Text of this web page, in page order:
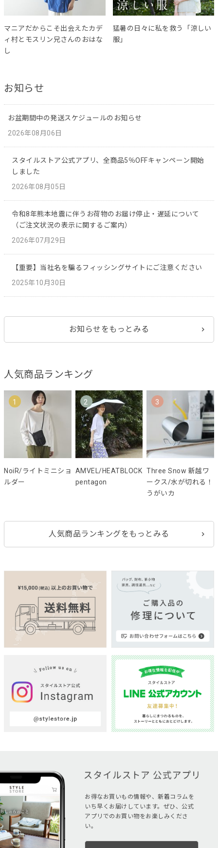
マニアだからこそ出会えたカデ
ィ村とモスリン兄さんのおはな
し
猛暑の日々に私を救う「涼しい
服」
お知らせ
お盆期間中の発送スケジュールのお知らせ
2026年08月06日
スタイルストア公式アプリ、全商品5％OFFキャンペーン開始
しました
2026年08月05日
令和8年熊本地震に伴うお荷物のお届け停止・遅延について
（ご注文状況の表示に関するご案内）
2026年07月29日
【重要】当社名を騙るフィッシングサイトにご注意ください
2025年10月30日
お知らせをもっとみる
人気商品ランキング
1
NoiR/ライトミニショ
ルダー
2
AMVEL/HEATBLOCK
pentagon
3
Three Snow 新越ワ
ークス/水が切れる！
うがいカ
人気商品ランキングをもっとみる
お得なお買いもの情報や、新着コラムを
いち早くお届けしています。ぜひ、公式
アプリでのお買い物をお楽しみくださ
い。